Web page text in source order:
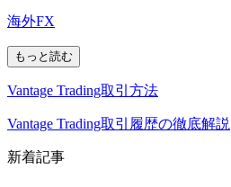
海外FX
もっと読む
Vantage Trading取引方法
Vantage Trading取引履歴の徹底解説
新着記事